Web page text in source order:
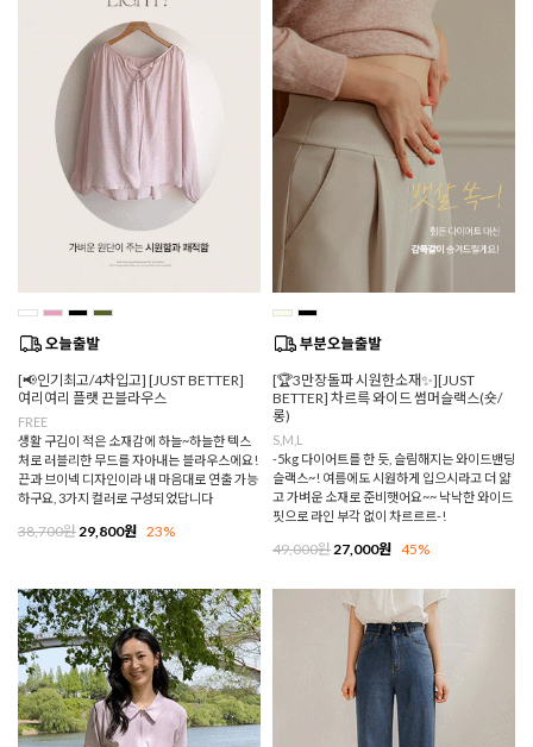
[📢인기최고/4차입고] [JUST BETTER]
여리여리 플랫 끈블라우스
FREE
생활 구김이 적은 소재감에 하늘~하늘한 텍스
처로 러블리한 무드를 자아내는 블라우스에요!
끈과 브이넥 디자인이라 내 마음대로 연출 가능
하구요, 3가지 컬러로 구성되었답니다
38,700원 29,800원 23%
[🏆3만장돌파 시원한소재✨][JUST
BETTER] 차르륵 와이드 썸머슬랙스(숏/
롱)
S,M,L
-5kg 다이어트를 한 듯, 슬림해지는 와이드밴딩
슬랙스~! 여름에도 시원하게 입으시라고 더 얇
고 가벼운 소재로 준비햇어요~~ 낙낙한 와이드
핏으로 라인 부각 없이 차르르르-!
49,000원 27,000원 45%